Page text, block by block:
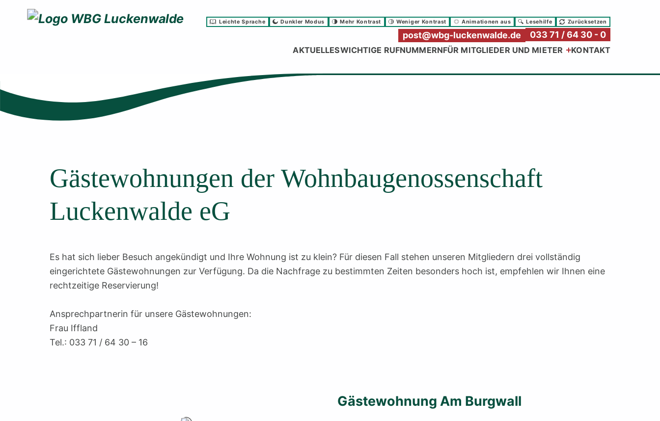
Wohnbaugenossenschaft Luckenwalde eG Leichte Sprache Dunkler Modus Mehr Kontrast Weniger Kontrast Animationen aus Lesehilfe Zurücksetzen
post@wbg-luckenwalde.de 033 71 / 64 30 - 0
AKTUELLESWICHTIGE RUFNUMMERNFÜR MITGLIEDER UND MIETER KONTAKT
Gästewohnungen der Wohnbaugenossenschaft
Luckenwalde eG
Es hat sich lieber Besuch angekündigt und Ihre Wohnung ist zu klein? Für diesen Fall stehen unseren Mitgliedern drei vollständig
eingerichtete Gästewohnungen zur Verfügung. Da die Nachfrage zu bestimmten Zeiten besonders hoch ist, empfehlen wir Ihnen eine
rechtzeitige Reservierung!
Ansprechpartnerin für unsere Gästewohnungen:
Frau Iffland
Tel.: 033 71 / 64 30 – 16
Gästewohnung Am Burgwall